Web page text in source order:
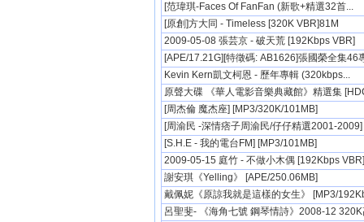
[范瑋琪-Faces Of FanFan (新歌+精選32首...
[原創]方大同 - Timeless [320K VBR]81M
2009-05-08 張芸京 - 破天荒 [192Kbps VBR]
[APE/17.21G][特徵碼: AB1626]張國榮全集46
Kevin Kern凱文柯恩 - 歷年專輯 (320kbps...
原聲大碟 《華人電影音樂典藏館》精選集
[周杰倫 魔杰座] [MP3/320K/101MB]
[周渝民 -深情痞子周渝民/仔仔精選2001-2009]
[S.H.E - 我的電台FM] [MP3/101MB]
2009-05-15 庭竹 - 不做小木偶 [192Kbps VBR]
謝安琪《Yelling》 [APE/250.06MB]
戴佩妮《原諒我就是這樣的女生》 [MP3/
呂聖斐- 《海角七號 鋼琴情詩》2008-12 320K